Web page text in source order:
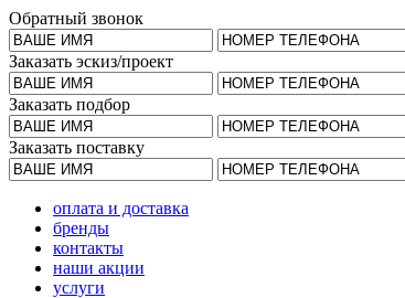
Обратный звонок
Заказать эскиз/проект
Заказать подбор
Заказать поставку
оплата и доставка
бренды
контакты
наши акции
услуги